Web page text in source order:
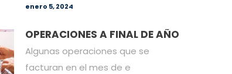
enero 5, 2024
OPERACIONES A FINAL DE AÑO
Algunas operaciones que se
facturan en el mes de e